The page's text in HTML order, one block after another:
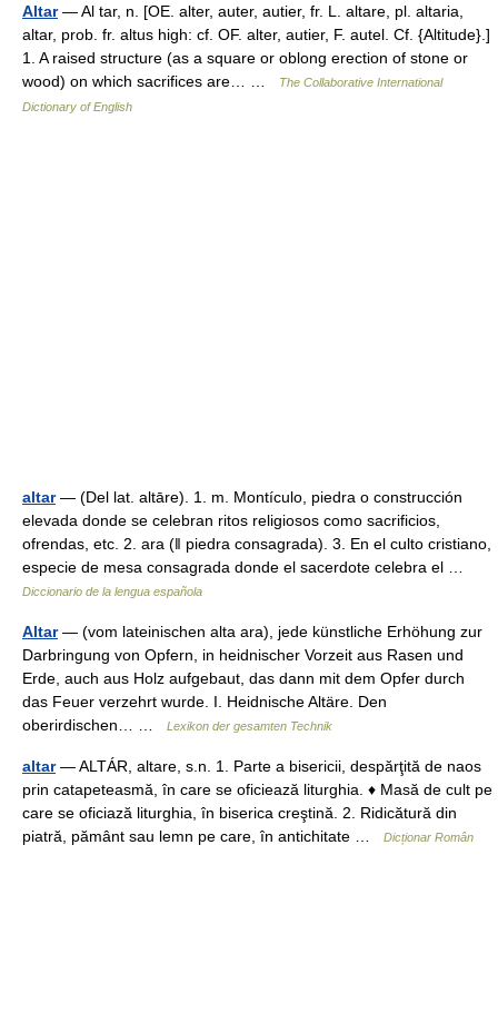
Altar— Al tar, n. [OE. alter, auter, autier, fr. L. altare, pl. altaria,
altar, prob. fr. altus high: cf. OF. alter, autier, F. autel. Cf. {Altitude}.]
1. A raised structure (as a square or oblong erection of stone or
wood) on which sacrifices are… …
The Collaborative International
Dictionary of English
altar— (Del lat. altāre). 1. m. Montículo, piedra o construcción
elevada donde se celebran ritos religiosos como sacrificios,
ofrendas, etc. 2. ara (ǁ piedra consagrada). 3. En el culto cristiano,
especie de mesa consagrada donde el sacerdote celebra el …
Diccionario de la lengua española
Altar— (vom lateinischen alta ara), jede künstliche Erhöhung zur
Darbringung von Opfern, in heidnischer Vorzeit aus Rasen und
Erde, auch aus Holz aufgebaut, das dann mit dem Opfer durch
das Feuer verzehrt wurde. I. Heidnische Altäre. Den
oberirdischen… …
Lexikon der gesamten Technik
altar— ALTÁR, altare, s.n. 1. Parte a bisericii, despărţită de naos
prin catapeteasmă, în care se oficiează liturghia. ♦ Masă de cult pe
care se oficiază liturghia, în biserica creştină. 2. Ridicătură din
piatră, pământ sau lemn pe care, în antichitate …
Dicționar Român